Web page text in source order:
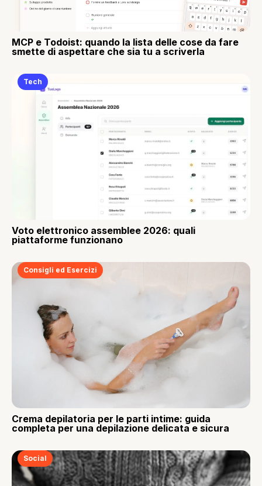
MCP e Todoist: quando la lista delle cose da fare
smette di aspettare che sia tu a scriverla
Tech
Voto elettronico assemblee 2026: quali
piattaforme funzionano
Consigli ed Esercizi
Crema depilatoria per le parti intime: guida
completa per una depilazione delicata e sicura
Social